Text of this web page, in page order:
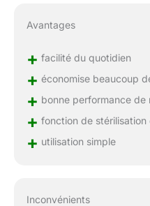
Avantages
+ facilité du quotidien
+ économise beaucoup
+ bonne performance de
+ fonction de stérilisation
+ utilisation simple
Inconvénients